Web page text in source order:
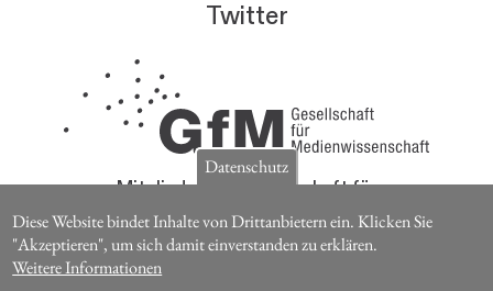
Twitter
Mitglieder der Gesellschaft für
Medienwissenschaft erhalten die Zeitschrift für
Medienwissenschaft kostenlos.
Datenschutz
Diese Website bindet Inhalte von Drittanbietern ein. Klicken Sie
"Akzeptieren", um sich damit einverstanden zu erklären.
Weitere Informationen